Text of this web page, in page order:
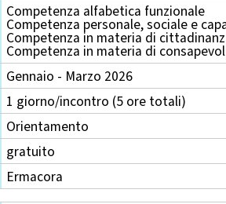
Competenza alfabetica funzionale
Competenza personale, sociale e
Competenza in materia di
Competenza in materia di
Gennaio - Marzo 2026
1 giorno/incontro (5 ore totali)
Orientamento
gratuito
Ermacora